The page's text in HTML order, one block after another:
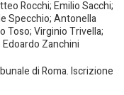
Rocchi; Emilio Sacchi;
Specchio; Antonella
Toso; Virginio Trivella;
Zanchini
di Roma. Iscrizione